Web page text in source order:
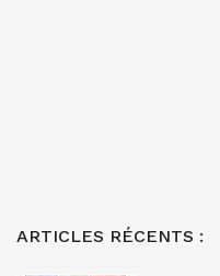
ARTICLES RÉCENTS :